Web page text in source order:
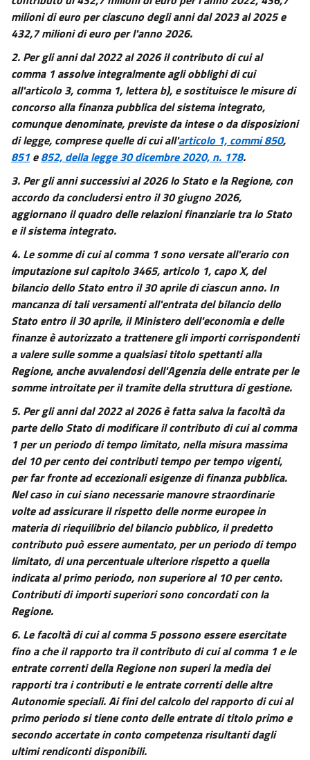
milioni di euro per ciascuno degli anni dal 2023 al 2025 e
432,7 milioni di euro per l'anno 2026.
2. Per gli anni dal 2022 al 2026 il contributo di cui al
comma 1 assolve integralmente agli obblighi di cui
all'articolo 3, comma 1, lettera b), e sostituisce le misure di
concorso alla finanza pubblica del sistema integrato,
comunque denominate, previste da intese o da disposizioni
di legge, comprese quelle di cui all'articolo 1, commi 850,
851e852, della legge 30 dicembre 2020, n. 178.
3. Per gli anni successivi al 2026 lo Stato e la Regione, con
accordo da concludersi entro il 30 giugno 2026,
aggiornano il quadro delle relazioni finanziarie tra lo Stato
e il sistema integrato.
4. Le somme di cui al comma 1 sono versate all'erario con
imputazione sul capitolo 3465, articolo 1, capo X, del
bilancio dello Stato entro il 30 aprile di ciascun anno. In
mancanza di tali versamenti all'entrata del bilancio dello
Stato entro il 30 aprile, il Ministero dell'economia e delle
finanze è autorizzato a trattenere gli importi corrispondenti
a valere sulle somme a qualsiasi titolo spettanti alla
Regione, anche avvalendosi dell'Agenzia delle entrate per le
somme introitate per il tramite della struttura di gestione.
5. Per gli anni dal 2022 al 2026 è fatta salva la facoltà da
parte dello Stato di modificare il contributo di cui al comma
1 per un periodo di tempo limitato, nella misura massima
del 10 per cento dei contributi tempo per tempo vigenti,
per far fronte ad eccezionali esigenze di finanza pubblica.
Nel caso in cui siano necessarie manovre straordinarie
volte ad assicurare il rispetto delle norme europee in
materia di riequilibrio del bilancio pubblico, il predetto
contributo può essere aumentato, per un periodo di tempo
limitato, di una percentuale ulteriore rispetto a quella
indicata al primo periodo, non superiore al 10 per cento.
Contributi di importi superiori sono concordati con la
Regione.
6. Le facoltà di cui al comma 5 possono essere esercitate
fino a che il rapporto tra il contributo di cui al comma 1 e le
entrate correnti della Regione non superi la media dei
rapporti tra i contributi e le entrate correnti delle altre
Autonomie speciali. Ai fini del calcolo del rapporto di cui al
primo periodo si tiene conto delle entrate di titolo primo e
secondo accertate in conto competenza risultanti dagli
ultimi rendiconti disponibili.